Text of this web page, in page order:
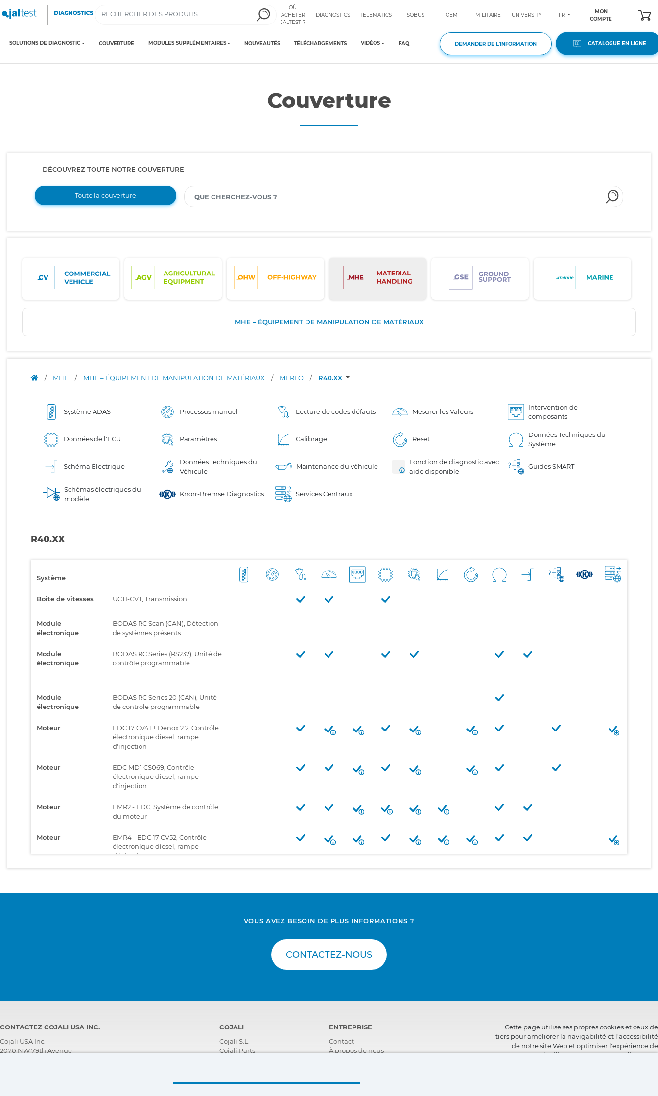
OÙ
ACHETER
JALTEST ?
DIAGNOSTICS TELEMATICS ISOBUS OEM MILITAIRE UNIVERSITY FR
MON
COMPTE
SOLUTIONS DE DIAGNOSTIC COUVERTURE MODULES SUPPLÉMENTAIRES NOUVEAUTÉS TÉLÉCHARGEMENTS VIDÉOS FAQ DEMANDER DE L'INFORMATION CATALOGUE EN LIGNE
Couverture
DÉCOUVREZ TOUTE NOTRE COUVERTURE
Toute la couverture
MHE – ÉQUIPEMENT DE MANIPULATION DE MATÉRIAUX
/ MHE / MHE – ÉQUIPEMENT DE MANIPULATION DE MATÉRIAUX / MERLO / R40.XX
Système ADAS Processus manuel Lecture de codes défauts Mesurer les Valeurs
Intervention de
composants
Données de l'ECU Paramètres Calibrage Reset
Données Techniques du
Système
Schéma Électrique
Données Techniques du
Véhicule
Maintenance du véhicule
Fonction de diagnostic avec
aide disponible
Guides SMART
Schémas électriques du
modèle
Knorr-Bremse Diagnostics Services Centraux
R40.XX
Système
Boite de vitesses UCTI-CVT, Transmission
Module
électronique
BODAS RC Scan (CAN), Détection
de systèmes présents
Module
électronique
BODAS RC Series (RS232), Unité de
contrôle programmable
-
Module
électronique
BODAS RC Series 20 (CAN), Unité
de contrôle programmable
Moteur
EDC 17 CV41 + Denox 2.2, Contrôle
électronique diesel, rampe
d'injection
Moteur
EDC MD1 CS069, Contrôle
électronique diesel, rampe
d'injection
Moteur
EMR2 - EDC, Système de contrôle
du moteur
Moteur
EMR4 - EDC 17 CV52, Contrôle
électronique diesel, rampe
d'injection
d'injection
télématique et
Systèmes
MCB, Système hydraulique
VOUS AVEZ BESOIN DE PLUS INFORMATIONS ?
CONTACTEZ-NOUS
CONTACTEZ COJALI USA INC.
Cojali USA Inc.
2070 NW 79th Avenue
COJALI
Cojali S.L.
Cojali Parts
ENTREPRISE
Contact
À propos de nous
Cette page utilise ses propres cookies et ceux de
tiers pour améliorer la navigabilité et l'accessibilité
de notre site Web et optimiser l'expérience de
l'utilisateur. Vous pouvez cliquer sur